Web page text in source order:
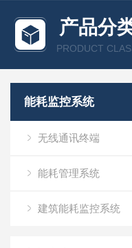
产品分
PRODUCT
能耗监控系统
无线通讯终端
能耗管理系统
建筑能耗监控系统